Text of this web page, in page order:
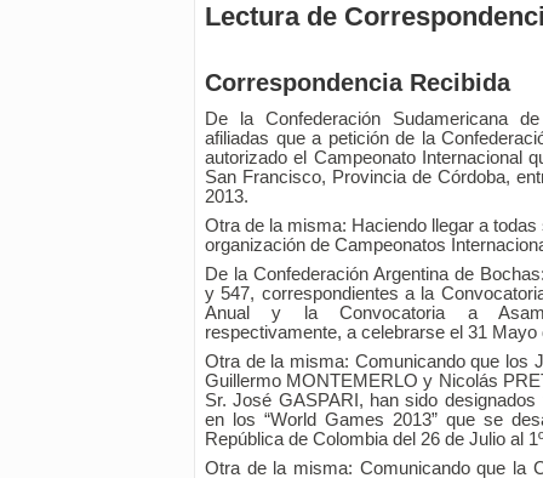
Lectura de
Correspondencia Recibida
De la Confederación Sudamericana
afiliadas que a petición de la
autorizado el Campeonato Internacional
San Francisco, Provincia de Córdoba,
2013.
Otra de la misma: Haciendo llegar a
organización de Campeonatos
De la Confederación Argentina de
y 547, correspondientes a la
Anual y la Convocatoria a
respectivamente, a celebrarse el 31 Mayo
Otra de la misma: Comunicando que los
Guillermo MONTEMERLO y Nicolás
Sr. José GASPARI, han sido
en los “World Games 2013” que se
República de Colombia del 26 de Julio al
Otra de la misma: Comunicando que la